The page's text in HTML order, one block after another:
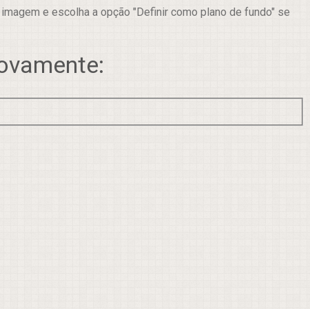
e escolha a opção "Definir como plano de fundo" se